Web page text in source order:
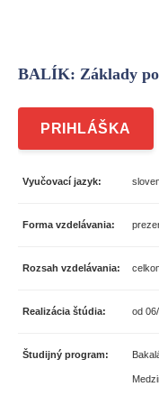
BALÍK: Základy
PRIHLÁŠKA
Vyučovací jazyk:
Forma vzdelávania:
Rozsah vzdelávania:
Realizácia štúdia: od
Študijný program: